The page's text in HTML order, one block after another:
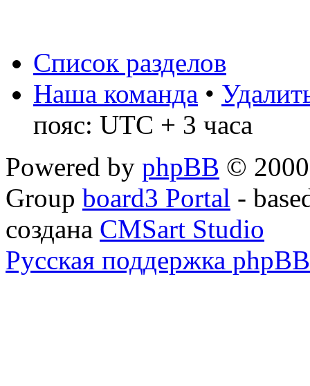
Список разделов
Наша команда •
пояс: UTC + 3 часа
Powered by phpBB ©
Group board3 Portal -
создана CMSart Studio
Русская поддержка phpBB